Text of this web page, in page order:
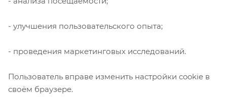
- улучшения пользовательского опыта;
- проведения маркетинговых исследований.
Пользователь вправе изменить настройки cookie в
своём браузере.